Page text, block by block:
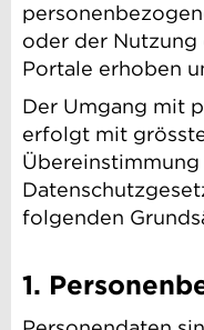
oder der
Portale erhoben
Der Umgang mit
erfolgt mit
folgenden
1.